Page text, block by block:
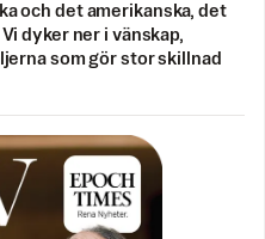
och det amerikanska, det
dyker ner i vänskap,
som gör stor skillnad